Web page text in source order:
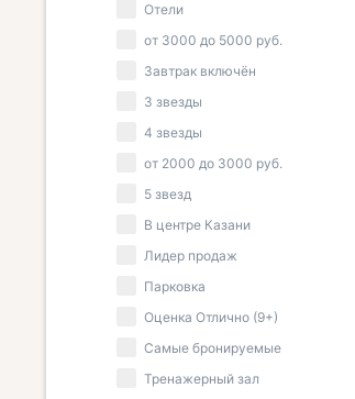
Отели
от 3000 до 5000 руб.
Завтрак включён
3 звезды
4 звезды
от 2000 до 3000 руб.
5 звезд
В центре Казани
Лидер продаж
Парковка
Оценка Отлично (9+)
Самые бронируемые
Тренажерный зал